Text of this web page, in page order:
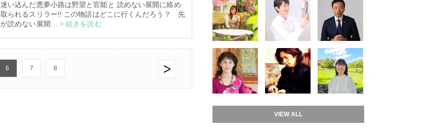
迷い込んだ悪夢小路は野望と官能と 読めない展開に絡め
取られるスリラー!! この物語はどこに行くんだろう？ 先
が読めない展開… > 続きを読む
6 7 8
VIEW ALL